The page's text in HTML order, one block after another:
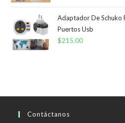
Adaptador De Schuko
Puertos Usb
$215,00
Contáctanos